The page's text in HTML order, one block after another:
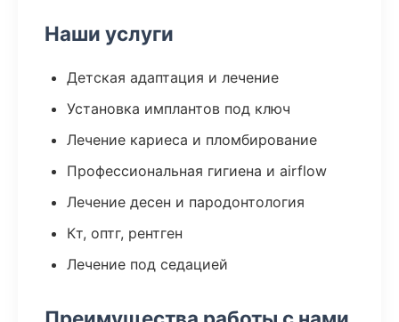
Наши услуги
Детская адаптация и лечение
Установка имплантов под ключ
Лечение кариеса и пломбирование
Профессиональная гигиена и airflow
Лечение десен и пародонтология
Кт, оптг, рентген
Лечение под седацией